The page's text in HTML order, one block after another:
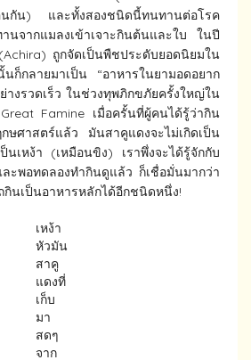
นกัน) และทั้งสองชนิดนี้ทนทานต่อโรค
จากแมลงเข้าเจาะกินต้นและใบ ในปี
ถูกจัดเป็นพืชประดับยอดนิยมใน
ก็กลายมาเป็น “อาหารในยามอดอยาก
างรวดเร็ว ในช่วงทุพภิกขภัยครั้งใหญ่ใน
Famine เมื่อครั้นที่ผู้คนได้รู้ว่ากิน
ศาสตร์แล้ว มันสาคูแดงจะไม่เกิดเป็น
เหง้า (เหมือนขิง) เราพึ่งจะได้รู้จักกับ
พอทดลองทำกินดูแล้ว ก็เชื่อมั่นมากว่า
นเป็นอาหารหลักได้อีกชนิดหนึ่ง!
เหง้า
หัวมัน
สาคู
แดงที่
เก็บ
มา
สดๆ
จาก